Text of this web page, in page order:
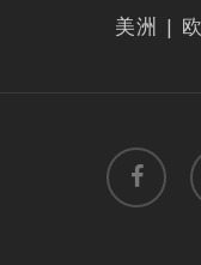
美洲 |
facebook